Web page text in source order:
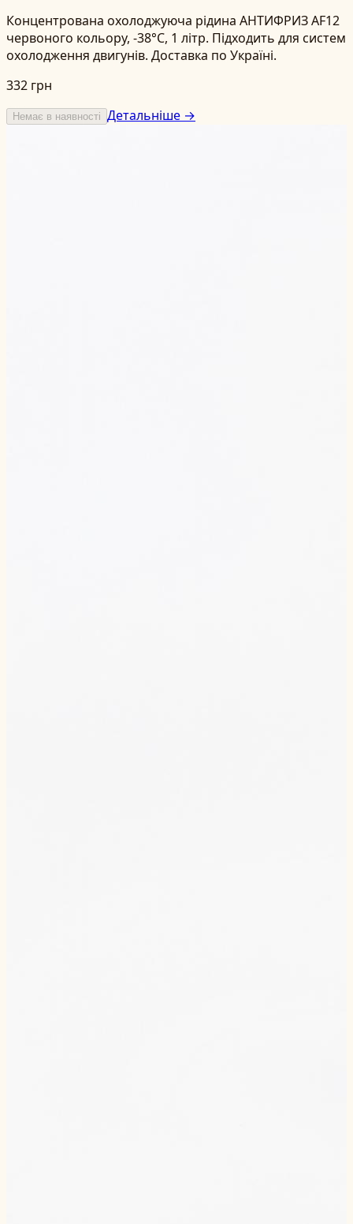
Концентрована охолоджуюча рідина АНТИФРИЗ AF12
червоного кольору, -38°C, 1 літр. Підходить для систем
охолодження двигунів. Доставка по Україні.
332 грн
Немає в наявності Детальніше →